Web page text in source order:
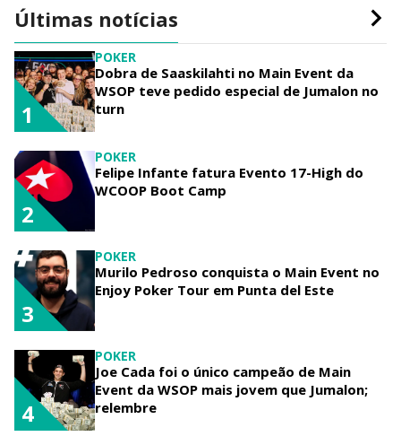
Últimas notícias
POKER
Dobra de Saaskilahti no Main Event da
WSOP teve pedido especial de Jumalon no
turn
1
POKER
Felipe Infante fatura Evento 17-High do
WCOOP Boot Camp
2
POKER
Murilo Pedroso conquista o Main Event no
Enjoy Poker Tour em Punta del Este
3
POKER
Joe Cada foi o único campeão de Main
Event da WSOP mais jovem que Jumalon;
relembre
4